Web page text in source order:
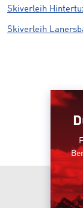
Skiverleih
Skiverleih